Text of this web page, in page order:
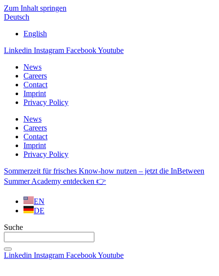
Zum Inhalt springen
Deutsch
English
Linkedin Instagram FacebookYoutube
News
Careers
Contact
Imprint
Privacy Policy
News
Careers
Contact
Imprint
Privacy Policy
Sommerzeit für frisches Know-how nutzen – jetzt die InBetween
Summer Academy entdecken 👉
EN
DE
Suche
Linkedin Instagram FacebookYoutube